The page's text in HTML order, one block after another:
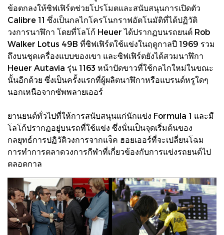
ข้อตกลงให้ซิฟเฟิร์ตช่วยโปรโมตและสนับสนุนการเปิดตัว
Calibre 11 ซึ่งเป็นกลไกโครโนกราฟอัตโนมัติที่ได้ปฏิวัติ
วงการนาฬิกา โดยที่โลโก้ Heuer ได้ปรากฏบนรถยนต์ Rob
Walker Lotus 49B ที่ซิฟเฟิร์ตใช้แข่งในฤดูกาลปี 1969 รวม
ถึงบนชุดเครื่องแบบของเขา และซิฟเฟิร์ตยังได้สวมนาฬิกา
Heuer Autavia รุ่น 1163 หน้าปัดขาวที่ใช้กลไกใหม่ในขณะ
นั้นอีกด้วย ซึ่งเป็นครั้งแรกที่ผู้ผลิตนาฬิกาหรือแบรนด์หรูใดๆ
นอกเหนือจากซัพพลายเออร์
ยานยนต์ทั่วไปที่ให้การสนับสนุนแก่นักแข่ง Formula 1 และมี
โลโก้ปรากฏอยู่บนรถที่ใช้แข่ง ซึ่งนั่นเป็นจุดเริ่มต้นของ
กลยุทธ์การปฏิวัติวงการจากแจ็ค ฮอยเออร์ที่จะเปลี่ยนโฉม
การทำการตลาดวงการกีฬาที่เกี่ยวข้องกับการแข่งรถยนต์ไป
ตลอดกาล